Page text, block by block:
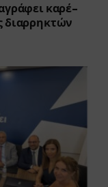
καρέ-
διαρρηκτών